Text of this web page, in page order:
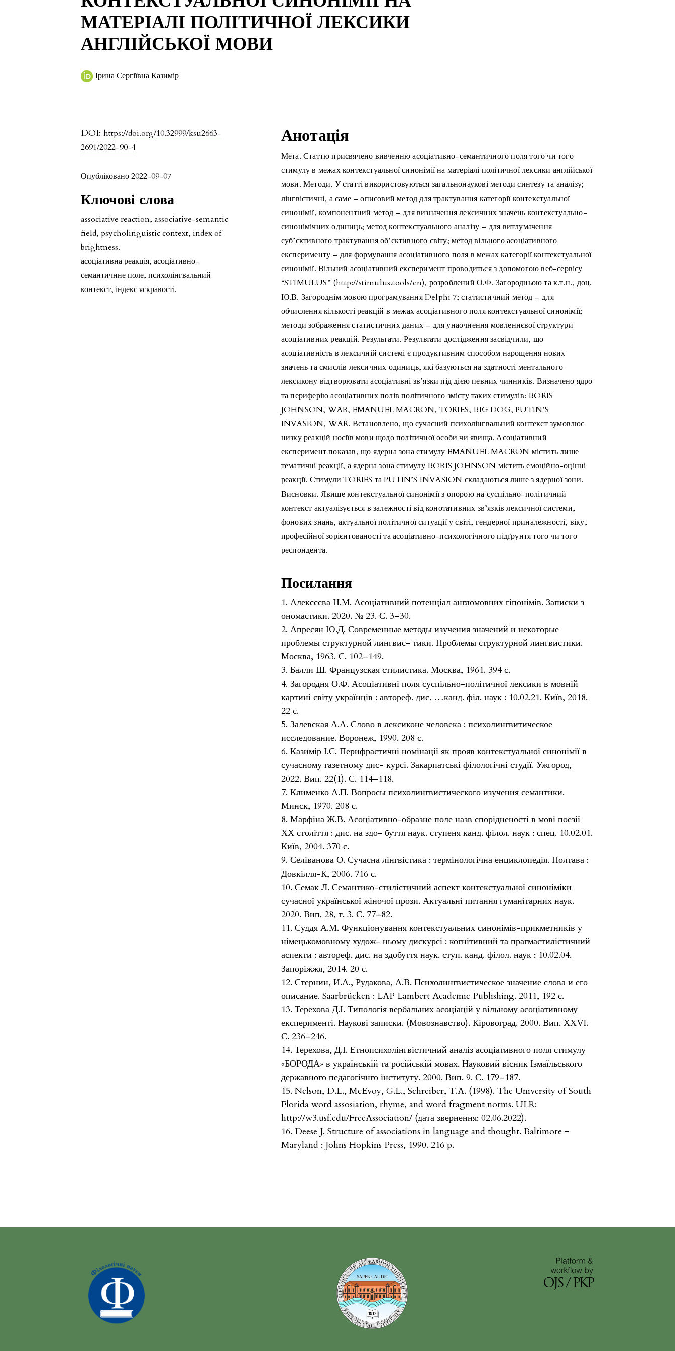
МАТЕРІАЛІ ПОЛІТИЧНОЇ ЛЕКСИКИ
АНГЛІЙСЬКОЇ МОВИ
Ірина Сергіївна Казимір
DOI:https://doi.org/10.32999/ksu2663-
2691/2022-90-4
Опубліковано 2022-09-07
Ключові слова
associative reaction, associative-semantic
field, psycholinguistic context, index of
brightness.
асоціативна реакція, асоціативно-
семантичнне поле, психолінгвальний
контекст, індекс яскравості.
Анотація
Мета. Статтю присвячено вивченню асоціативно-семантичного поля того чи того
стимулу в межах контекстуальної синонімії на матеріалі політичної лексики англійської
мови. Методи. У статті використовуються загальнонаукові методи синтезу та аналізу;
лінгвістичні, а саме – описовий метод для трактування категорії контекстуальної
синонімії, компонентний метод – для визначення лексичних значень контекстуально-
синонімічних одиниць; метод контекстуального аналізу – для витлумачення
суб’єктивного трактування об’єктивного світу; метод вільного асоціативного
експерименту – для формування асоціативного поля в межах категорії контекстуальної
синонімії. Вільний асоціативний експеримент проводиться з допомогою веб-сервісу
“STIMULUS” (http://stimulus.tools/en), розроблений О.Ф. Загородньою та к.т.н., доц.
Ю.В. Загороднім мовою програмування Delphi 7; статистичний метод – для
обчислення кількості реакцій в межах асоціативного поля контекстуальної синонімії;
методи зображення статистичних даних – для унаочнення мовленнєвої структури
асоціативних реакцій. Результати. Рeзультати дослідження засвідчили, що
асоціативність в лексичній системі є продуктивним способом нарощення нових
значень та смислів лексичних одиниць, які базуються на здатності ментального
лексикону відтворювати асоціативні зв’язки під дією певних чинників. Визначено ядро
та периферію асоціативних полів політичного змісту таких стимулів: BORIS
JOHNSON, WAR, EMANUEL MACRON, TORIES, BIG DOG, PUTIN’S
INVASION, WAR. Встановлено, що сучасний психолінгвальний контекст зумовлює
низку реакцій носіїв мови щодо політичної особи чи явища. Асоціативний
експеримент показав, що ядерна зона стимулу EMANUEL MACRON містить лише
тематичні реакції, а ядерна зона стимулу BORIS JOHNSON містить емоційно-оцінні
реакції. Стимули TORIES та PUTIN’S INVASION складаються лише з ядерної зони.
Висновки. Явище контекстуальної синонімії з опорою на суспільно-політичний
контекст актуалізується в залежності від конотативних зв’язків лексичної системи,
фонових знань, актуальної політичної ситуації у світі, гендерної приналежності, віку,
професійної зорієнтованості та асоціативно-психологічного підґрунтя того чи того
респондента.
Посилання
1. Алексєєва Н.М. Асоціативний потенціал англомовних гіпонімів. Записки з
ономастики. 2020. № 23. С. 3–30.
2. Апресян Ю.Д. Современные методы изучения значений и некоторые
проблемы структурной лингвис- тики. Проблемы структурной лингвистики.
Москва, 1963. С. 102–149.
3. Балли Ш. Французская стилистика. Москва, 1961. 394 с.
4. Загородня О.Ф. Асоціативні поля суспільно-політичної лексики в мовній
картині світу українців : автореф. дис. …канд. філ. наук : 10.02.21. Київ, 2018.
22 с.
5. Залевская А.А. Слово в лексиконе человека : психолингвитическое
исследование. Воронеж, 1990. 208 с.
6. Казимір І.С. Перифрастичні номінації як прояв контекстуальної синонімії в
сучасному газетному дис- курсі. Закарпатські філологічні студії. Ужгород,
2022. Вип. 22(1). С. 114–118.
7. Клименко А.П. Вопросы психолингвистического изучения семантики.
Минск, 1970. 208 с.
8. Марфіна Ж.В. Асоціативно-образне поле назв спорідненості в мові поезії
ХХ століття : дис. на здо- буття наук. ступеня канд. філол. наук : спец. 10.02.01.
Київ, 2004. 370 с.
9. Селіванова О. Сучасна лінгвістика : термінологічна енциклопедія. Полтава :
Довкілля-К, 2006. 716 с.
10. Семак Л. Семантико-стилістичний аспект контекстуальної синоніміки
сучасної української жіночої прози. Актуальнi питання гуманiтарних наук.
2020. Вип. 28, т. 3. С. 77–82.
11. Суддя А.М. Функціонування контекстуальних синонімів-прикметників у
німецькомовному худож- ньому дискурсі : когнітивний та прагмастилістичний
аспекти : автореф. дис. на здобуття наук. ступ. канд. філол. наук : 10.02.04.
Запоріжжя, 2014. 20 с.
12. Стернин, И.А., Рудакова, А.В. Психолингвистическое значение слова и его
описание. Saarbrücken : LAP Lambert Academic Publishing. 2011, 192 с.
13. Терехова Д.І. Типологія вербальних асоціацій у вільному асоціативному
експерименті. Наукові записки. (Мовознавство). Кіровоград. 2000. Вип. ХХVI.
С. 236–246.
14. Терехова, Д.І. Етнопсихолінгвістичний аналіз асоціативного поля стимулу
«БОРОДА» в українській та російській мовах. Науковий вісник Ізмаїльського
державного педагогічнго інституту. 2000. Вип. 9. С. 179–187.
15. Nelson, D.L., McEvoy, G.L., Schreiber, T.A. (1998). The University of South
Florida word assosiation, rhyme, and word fragment norms. ULR:
http://w3.usf.edu/FreeAssociation/ (дата звернення: 02.06.2022).
16. Deese J. Structure of associations in language and thought. Baltimore −
Maryland : Johns Hopkins Press, 1990. 216 p.